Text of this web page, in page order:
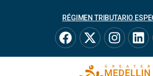
RÉGIMEN TRIBUTARIO